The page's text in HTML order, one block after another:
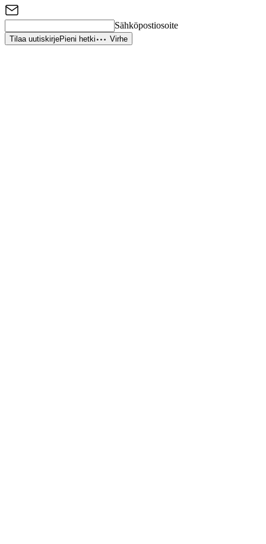
Sähköpostiosoite
Tilaa uutiskirjePieni hetki Virhe